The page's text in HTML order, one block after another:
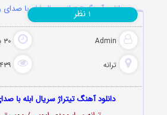
دانلود آهنگ تیتراژ سریال ابله با
Admin ۳۰ بهمن ۱۳۹۳
ترانه
۱ نظر
دانلود آهنگ تیتراژ سریال ابله با